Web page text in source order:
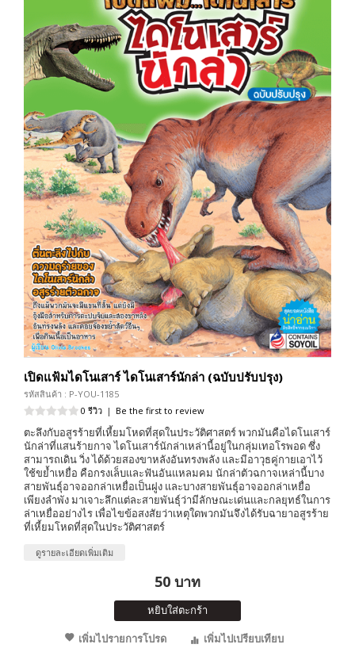
เปิดแฟ้มไดโนเสาร์ ไดโนเสาร์นักล่า (ฉบับปรับปรุง)
รหัสสินค้า : P-YOU-1185
0 รีวิว | Be the first to review
ตะลึงกับอสูรร้ายที่เหี้ยมโหดที่สุดในประวัติศาสตร์ พวกมันคือไดโนเสาร์
นักล่าที่แสนร้ายกาจ ไดโนเสาร์นักล่าเหล่านี้อยู่ในกลุ่มเทอโรพอด ซึ่ง
สามารถเดิน วิ่ง ได้ด้วยสองขาหลังอันทรงพลัง และมีอาวุธคู่กายเอาไว้
ใช้ขย้ำเหยื่อ คือกรงเล็บและฟันอันแหลมคม นักล่าตัวฉกาจเหล่านี้บาง
สายพันธุ์อาจออกล่าเหยื่อเป็นฝูง และบางสายพันธุ์อาจออกล่าเหยื่อ
เพียงลำพัง มาเจาะลึกแต่ละสายพันธุ์ว่ามีลักษณะเด่นและกลยุทธ์ในการ
ล่าเหยื่ออย่างไร เพื่อไขข้อสงสัยว่าเหตุใดพวกมันจึงได้รับฉายาอสูรร้าย
ที่เหี้ยมโหดที่สุดในประวัติศาสตร์
ดูรายละเอียดเพิ่มเติม
50 บาท
หยิบใส่ตะกร้า
เพิ่มไปรายการโปรด
เพิ่มไปเปรียบเทียบ